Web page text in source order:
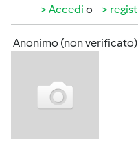
Accedi o
Anonimo (non verificato)